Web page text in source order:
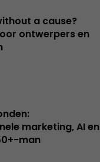
a cause?
ontwerpers en
marketing, AI en
man